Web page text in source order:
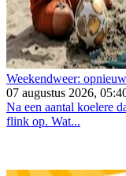
Weekendweer:
07 augustus 2026,
Na een aantal koelere
flink op. Wat...